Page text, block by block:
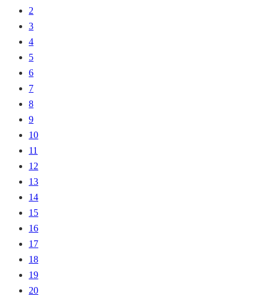
2
3
4
5
6
7
8
9
10
11
12
13
14
15
16
17
18
19
20